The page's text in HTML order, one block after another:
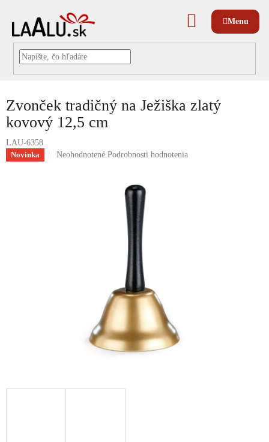
NÁKUPNÝ
KOŠÍK
Zvonček tradičný na Ježiška zlatý
kovový 12,5 cm
LAU-6358
Novinka
Priemerné
Neohodnotené Podrobnosti hodnotenia